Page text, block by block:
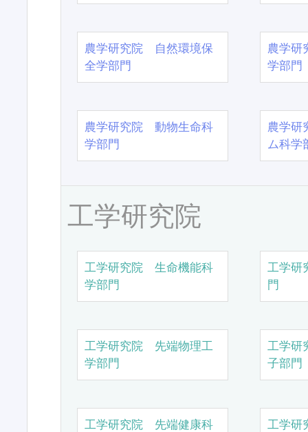
農学研究院 自然環境保
全学部門
農学
学部門
農学研究院 動物生命科
学部門
農学
ム科学
工学研究院
工学研究院 生命機能科
学部門
工学研
門
工学研究院 先端物理工
学部門
工学研
子部門
工学研究院 先端健康科
工学研